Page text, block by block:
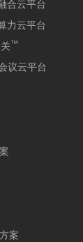
合云平台
力云平台
™
议云平台
案